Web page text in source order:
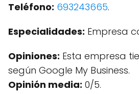
Teléfono: 693243665.
Especialidades: Empresa
Opiniones: Esta empresa
según Google My Business.
Opinión media: 0/5.